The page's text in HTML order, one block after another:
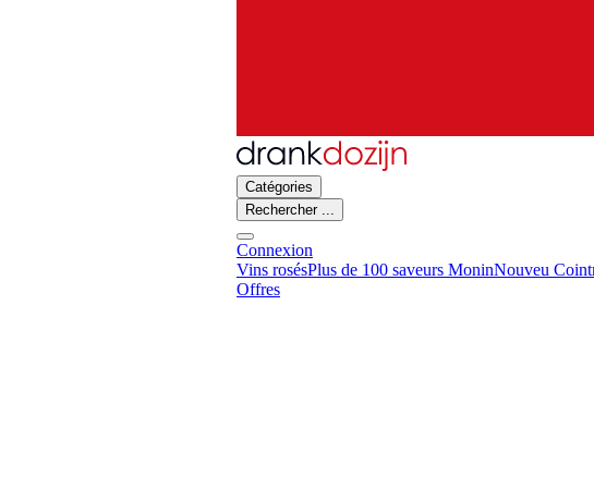
Catégories
Rechercher ...
Connexion
Vins rosésPlus de 100 saveurs MoninNouveu
Offres